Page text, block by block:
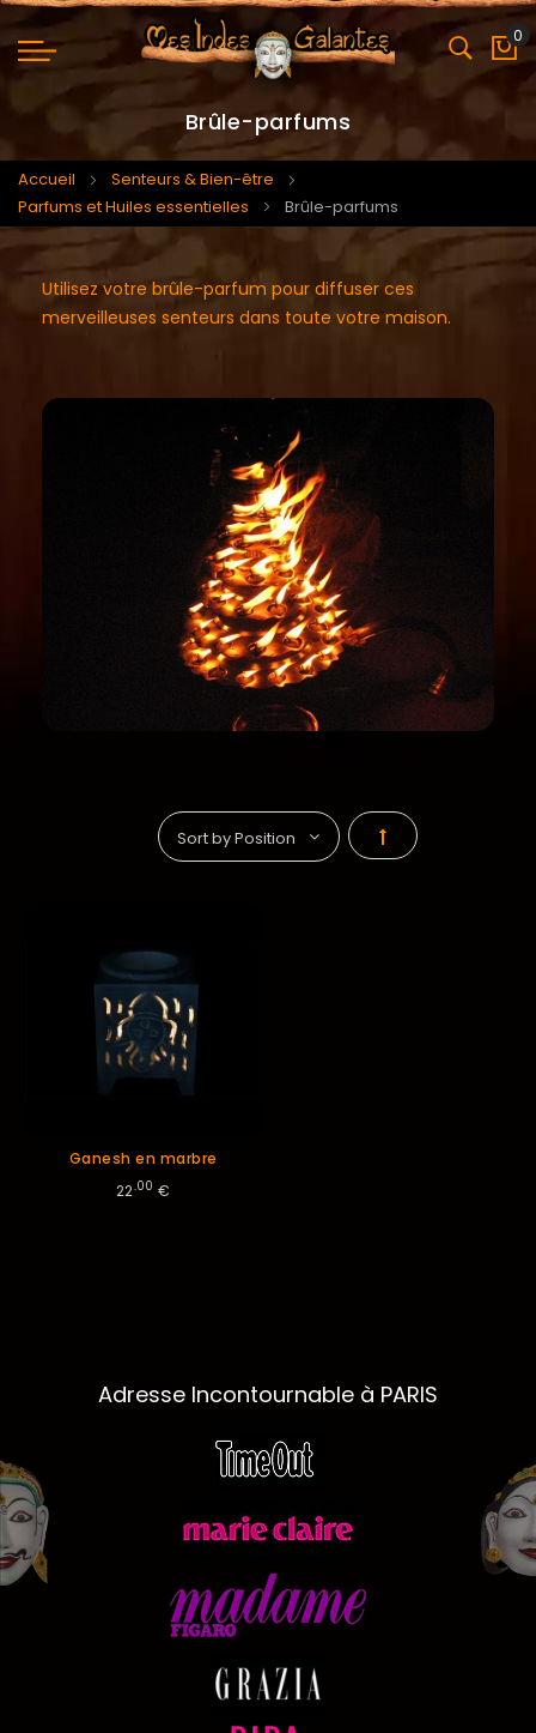
0
Brûle-parfums
Accueil
Senteurs & Bien-être
Parfums et Huiles essentielles
Brûle-parfums
Utilisez votre brûle-parfum pour diffuser ces
merveilleuses senteurs dans toute votre maison.
Par
Ganesh en marbre
22.00 €
Adresse Incontournable à PARIS